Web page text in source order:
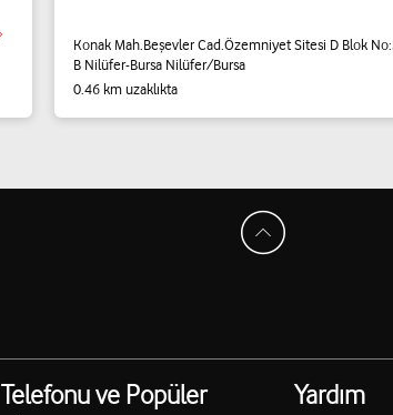
Konak Mah.Beşevler Cad.Özemniyet Sitesi D Blok
B Nilüfer-Bursa Nilüfer/Bursa
0.46 km uzaklıkta
ve Popüler
Yardım